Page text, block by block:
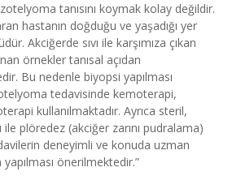
tanısını koymak kolay değildir.
hastanın doğduğu ve yaşadığı yer
Akciğerde sıvı ile karşımıza çıkan
örnekler tanısal açıdan
Bu nedenle biyopsi yapılması
tedavisinde kemoterapi,
kullanılmaktadır. Ayrıca steril,
ile plöredez (akciğer zarını pudralama)
deneyimli ve konuda uzman
önerilmektedir.”